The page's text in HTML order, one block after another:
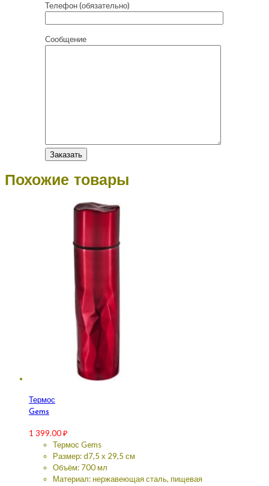
Телефон (обязательно)
Сообщение
Похожие товары
Термос
Gems
1 399.00₽
Термос Gems
Размер: d7,5 х 29,5 см
Объём: 700 мл
Материал: нержавеющая сталь, пищевая